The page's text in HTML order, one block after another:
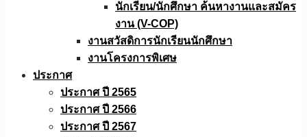
นักเรียน/นักศึกษา ค้นหางานและสมัคร
งาน (V-COP)
งานสวัสดิการนักเรียนนักศึกษา
งานโครงการพิเศษ
ประกาศ
ประกาศ ปี 2565
ประกาศ ปี 2566
ประกาศ ปี 2567